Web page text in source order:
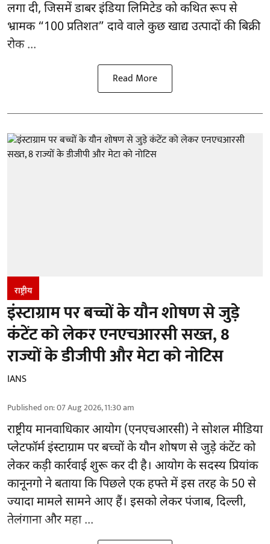
लगा दी, जिसमें डाबर इंडिया लिमिटेड को कथित रूप से
भ्रामक “100 प्रतिशत” दावे वाले कुछ खाद्य उत्पादों की बिक्री
रोक ...
Read More
राष्ट्रीय
इंस्टाग्राम पर बच्चों के यौन शोषण से जुड़े
कंटेंट को लेकर एनएचआरसी सख्त, 8
राज्यों के डीजीपी और मेटा को नोटिस
IANS
Published on:07 Aug 2026, 11:30 am
राष्ट्रीय मानवाधिकार आयोग(एनएचआरसी) ने सोशल मीडिया
प्लेटफॉर्म इंस्टाग्राम पर बच्चों के यौन शोषण से जुड़े कंटेंट को
लेकर कड़ी कार्रवाई शुरू कर दी है। आयोग के सदस्य प्रियांक
कानूनगो ने बताया कि पिछले एक हफ्ते में इस तरह के 50 से
ज्यादा मामले सामने आए हैं। इसको लेकर पंजाब, दिल्ली,
तेलंगाना और महा ...